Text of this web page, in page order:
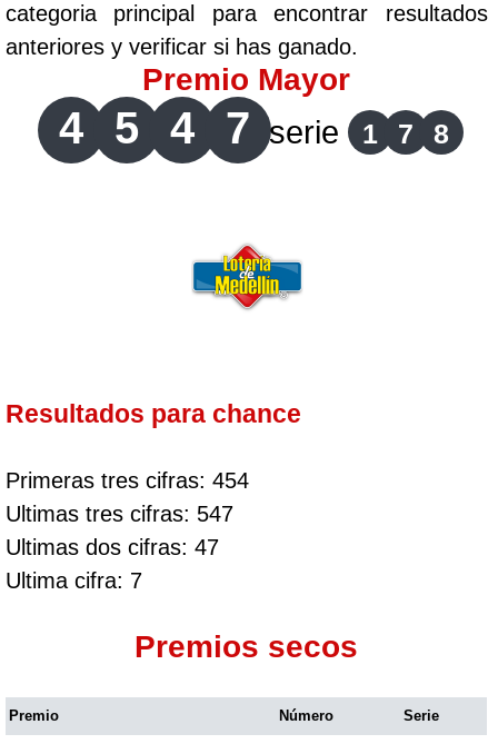
categoria principal para encontrar resultados
anteriores y verificar si has ganado.
Premio Mayor
4 5 4 7 serie 1 7 8
Resultados para chance
Primeras tres cifras: 454
Ultimas tres cifras: 547
Ultimas dos cifras: 47
Ultima cifra: 7
Premios secos
Premio Número Serie